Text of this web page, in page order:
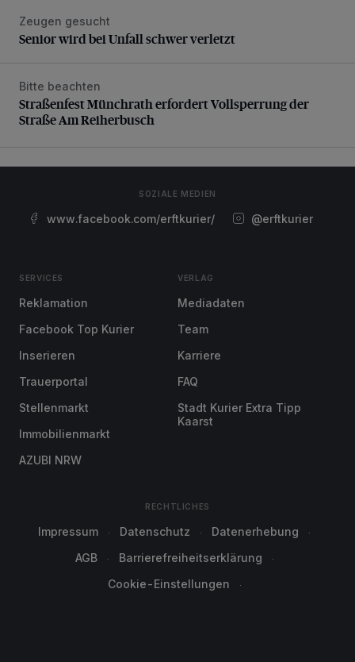
Senior wird bei Unfall schwer verletzt
Zeugen gesucht
Senior wird bei Unfall schwer verletzt
Straßenfest Münchrath erfordert Vollsperrung der Straße
Bitte beachten
Straßenfest Münchrath erfordert Vollsperrung der
Straße Am Reiherbusch
SOZIALE MEDIEN
www.facebook.com/erftkurier/ @erftkurier
SERVICES
Reklamation
Facebook Top Kurier
Inserieren
Trauerportal
Stellenmarkt
Immobilienmarkt
AZUBI NRW
VERLAG
Mediadaten
Team
Karriere
FAQ
Stadt Kurier Extra Tipp
Kaarst
RECHTLICHES
Impressum Datenschutz
Datenerhebung
AGB
Barrierefreiheitserklärung
Cookie-Einstellungen